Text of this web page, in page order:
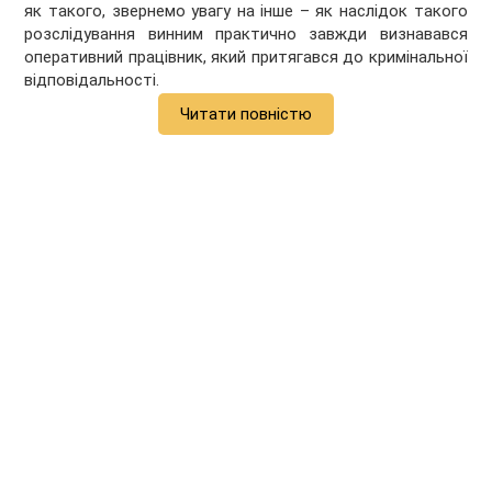
як такого, звернемо увагу на інше – як наслідок такого
розслідування винним практично завжди визнавався
оперативний працівник, який притягався до кримінальної
відповідальності.
Читати повністю